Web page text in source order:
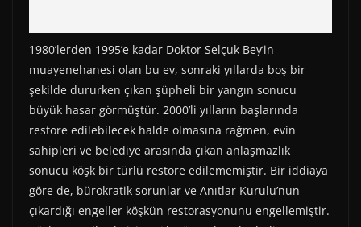
1980’lerden 1995’e kadar Doktor Selçuk Bey’in
muayenehanesi olan bu ev, sonraki yıllarda boş bir
şekilde dururken çıkan şüpheli bir yangın sonucu
büyük hasar görmüştür. 2000’li yılların başlarında
restore edilebilecek halde olmasına rağmen, evin
sahipleri ve belediye arasında çıkan anlaşmazlık
sonucu köşk bir türlü restore edilememiştir. Bir iddiaya
göre de, bürokratik sorunlar ve Anıtlar Kurulu’nun
çıkardığı engeller köşkün restorasyonunu engellemiştir.